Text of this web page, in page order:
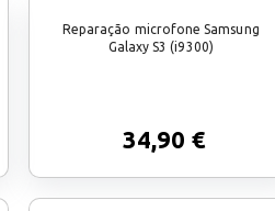
Reparação microfone Samsung
Galaxy S3 (i9300)
34,90 €